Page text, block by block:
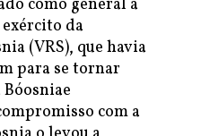
como general a
da
(VRS), que havia
para se tornar
com a